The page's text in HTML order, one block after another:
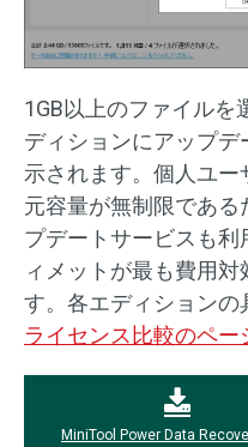
1GB以上のファイルを
ディションにアップ
示されます。個人ユー
元容量が無制限である
プデートサービスも
ィメットが最も費用
す。各エディションの
ライセンス比較のペー
MiniTool Power Data